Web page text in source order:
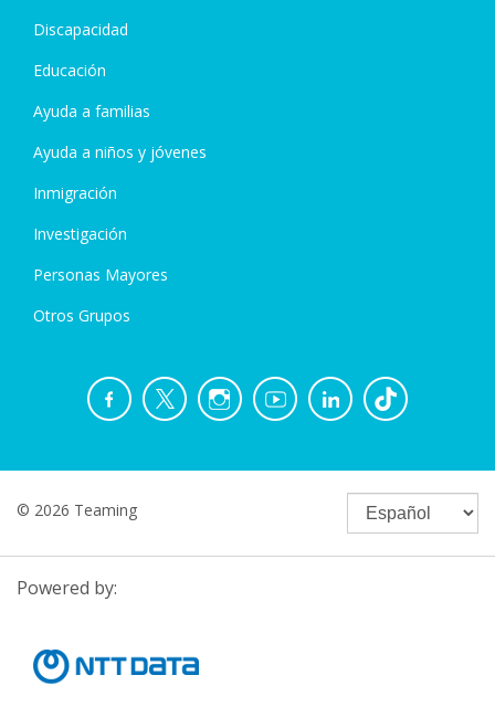
Discapacidad
Educación
Ayuda a familias
Ayuda a niños y jóvenes
Inmigración
Investigación
Personas Mayores
Otros Grupos
© 2026 Teaming
Powered by: